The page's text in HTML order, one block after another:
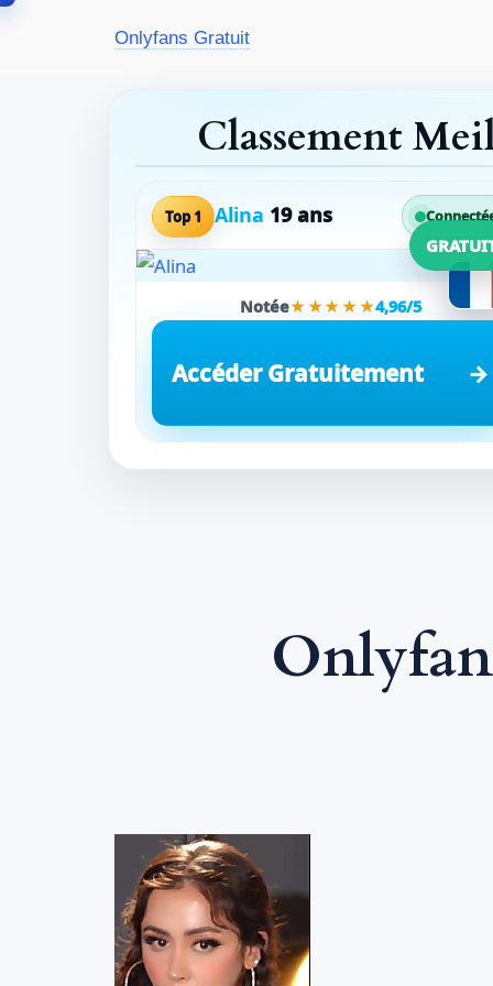
Onlyfans Gratuit
Classement
Top 1 Alina 19 ans
Notée★★★★★4,96/5
Accéder Gratuitement